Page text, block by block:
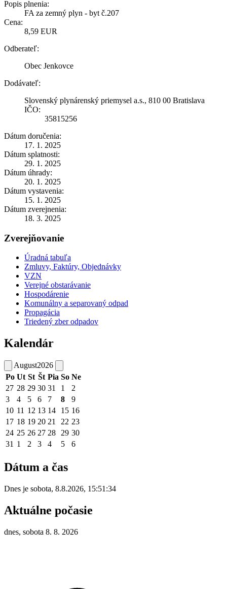
Popis plnenia:
FA za zemný plyn - byt č.207
Cena:
8,59 EUR
Odberateľ:
Obec Jenkovce
Dodávateľ:
Slovenský plynárenský priemysel a.s., 810 00 Bratislava
IČO:
35815256
Dátum doručenia:
17. 1. 2025
Dátum splatnosti:
29. 1. 2025
Dátum úhrady:
20. 1. 2025
Dátum vystavenia:
15. 1. 2025
Dátum zverejnenia:
18. 3. 2025
Zverejňovanie
Úradná tabuľa
Zmluvy, Faktúry, Objednávky
VZN
Verejné obstarávanie
Hospodárenie
Komunálny a separovaný odpad
Propagácia
Triedený zber odpadov
Kalendár
August2026
Po Ut St Št Pia So Ne
27 28 29 30 31 1
2
3
4 5 6 7 8
9
10 11 12 13 14 15 16
17 18 19 20 21 22 23
24 25 26 27 28 29 30
31 1 2 3 4 5 6
Dátum a čas
Dnes je sobota, 8.8.2026, 15:51:34
Aktuálne počasie
dnes, sobota 8. 8. 2026